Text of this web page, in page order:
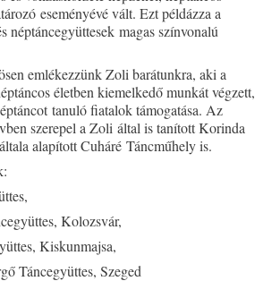
eseményévé vált. Ezt példázza a
néptáncegyüttesek magas színvonalú
emlékezzünk Zoli barátunkra, aki a
életben kiemelkedő munkát végzett,
tanuló fiatalok támogatása. Az
szerepel a Zoli által is tanított Korinda
alapított Cuháré Táncműhely is.
Kolozsvár,
Kiskunmajsa,
Táncegyüttes, Szeged